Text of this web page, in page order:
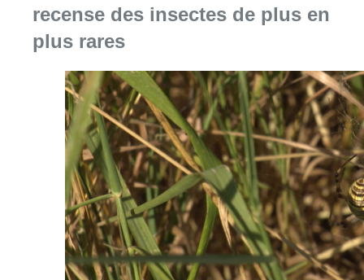
recense des insectes de plus en
plus rares